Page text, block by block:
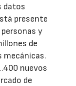
datos
presente
y
de
mecánicas.
nuevos
de